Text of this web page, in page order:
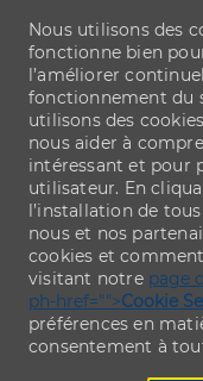
Nous utilisons des
fonctionne bien
l’améliorer
fonctionnement du
utilisons des
nous aider à
intéressant et pour
utilisateur. En
l’installation de
nous et nos
cookies et
visitant notre page
ph-href="">Cookie
préférences en
consentement à